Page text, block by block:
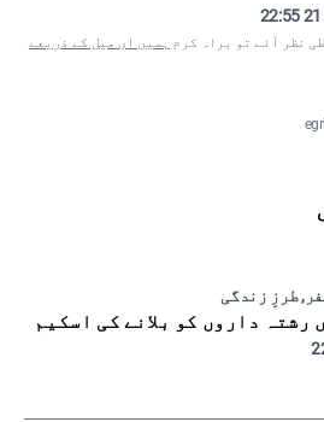
نظر آئے تو براہ کرم ہمیں ای میل کے ذریعے
طرزِ زندگی
رشتہ داروں کو بلانے کی اسکیم